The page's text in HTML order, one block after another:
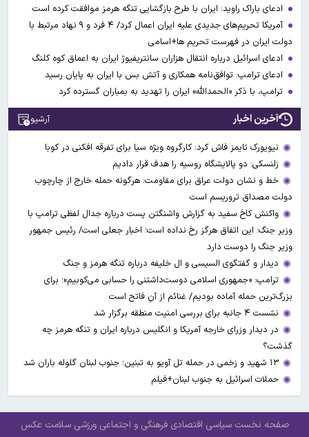
ادعای باراک راوید: ایران با طرح بازگشایی تنگه هرمز موافقت کرده است
آمریکا تحریم‌های جدیدی علیه ایران اعمال کرد/ ۴ فرد و ۹ نهاد مرتبط با
دولت ایران در فهرست تحریم ها+اسامی
ادعای اسرائیل درباره انتقال هزاران سانتریفیوژ ایران به اعماق کوه کلنگ
ادعای ترامپ: توافق‌نامه همکاری و آتش بس با ایران به پایان رسید
ترامپ، با ذکر «الحمدالله» ایران را تهدید به بمباران گسترده کرد
آخرین اخبار آرشیو
نیویورک تایمز فاش کرد: کارگروه ویژه سیا برای تفرقه افکنی در کوبا
زلنسکی: دو پالایشگاه روسیه را هدف قرار دادیم
خط و نشان دولت عراق برای مقاومت: هرگونه حمله خارج از چارچوب
دولت مصداق تروریسم است
واکنش کاخ سفید به گزارش واشنگتن پست درباره جدال لفظی ترامپ با
وزیر جنگ: این اتفاق هرگز رخ نداده است؛ اخبار جعلی است/ رئیس جمهور
وزیر جنگ را دوست دارد
دیدار و گفتگوی السیسی و ال خلیفه درباره تنگه هرمز و جنگ
ترامپ: «جمهوری اسلامی دوست‌داشتنی را حسابی می‌کوبیم»؛ برای
بزرگ‌ترین حمله آماده بودیم/ غنائم از آنِ فاتح است
نشست ۴ جانبه برای بررسی امنیت منطقه برگزار شد
در دیدار وزرای خارجه آمریکا و انگلیس درباره ایران و تنگه هرمز چه
گذشت؟
۱۳ شهید و زخمی در حمله تل آویو به تبنین؛ جنوب لبنان گلوله باران شد
حملات اسرائیل به جنوب لبنان+فیلم
صفحه نخست سیاسی اقتصادی فرهنگی و اجتماعی ورزشی سلامت عکس